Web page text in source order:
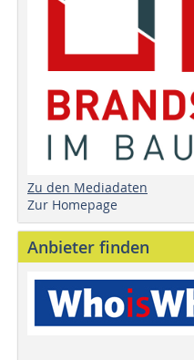
Zu den Mediadaten
Zur Homepage
Anbieter finden